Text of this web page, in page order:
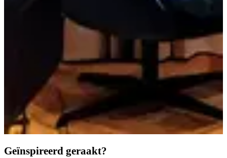
Geïnspireerd geraakt?